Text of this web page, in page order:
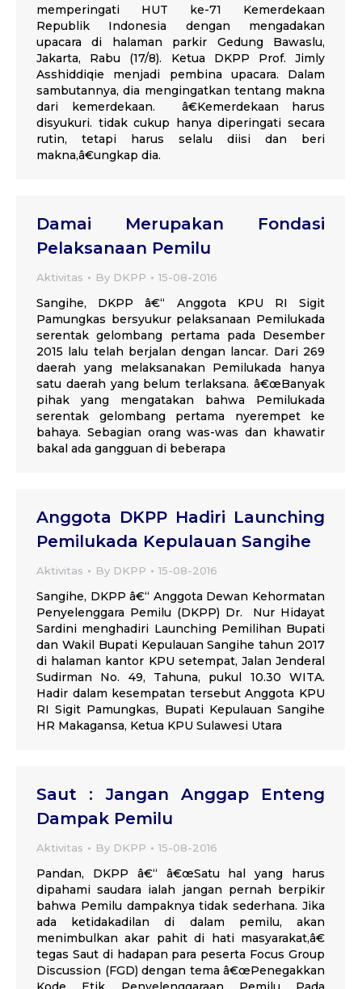
memperingati HUT ke-71 Kemerdekaan
Republik Indonesia dengan mengadakan
upacara di halaman parkir Gedung Bawaslu,
Jakarta, Rabu (17/8). Ketua DKPP Prof. Jimly
Asshiddiqie menjadi pembina upacara. Dalam
sambutannya, dia mengingatkan tentang makna
dari kemerdekaan. â€Kemerdekaan harus
disyukuri. tidak cukup hanya diperingati secara
rutin, tetapi harus selalu diisi dan beri
makna,â€ungkap dia.
Damai Merupakan Fondasi
Pelaksanaan Pemilu
Aktivitas By DKPP 15-08-2016
Sangihe, DKPP â€“ Anggota KPU RI Sigit
Pamungkas bersyukur pelaksanaan Pemilukada
serentak gelombang pertama pada Desember
2015 lalu telah berjalan dengan lancar. Dari 269
daerah yang melaksanakan Pemilukada hanya
satu daerah yang belum terlaksana. â€œBanyak
pihak yang mengatakan bahwa Pemilukada
serentak gelombang pertama nyerempet ke
bahaya. Sebagian orang was-was dan khawatir
bakal ada gangguan di beberapa
Anggota DKPP Hadiri Launching
Pemilukada Kepulauan Sangihe
Aktivitas By DKPP 15-08-2016
Sangihe, DKPP â€“ Anggota Dewan Kehormatan
Penyelenggara Pemilu (DKPP) Dr. Nur Hidayat
Sardini menghadiri Launching Pemilihan Bupati
dan Wakil Bupati Kepulauan Sangihe tahun 2017
di halaman kantor KPU setempat, Jalan Jenderal
Sudirman No. 49, Tahuna, pukul 10.30 WITA.
Hadir dalam kesempatan tersebut Anggota KPU
RI Sigit Pamungkas, Bupati Kepulauan Sangihe
HR Makagansa, Ketua KPU Sulawesi Utara
Saut : Jangan Anggap Enteng
Dampak Pemilu
Aktivitas By DKPP 15-08-2016
Pandan, DKPP â€“ â€œSatu hal yang harus
dipahami saudara ialah jangan pernah berpikir
bahwa Pemilu dampaknya tidak sederhana. Jika
ada ketidakadilan di dalam pemilu, akan
menimbulkan akar pahit di hati masyarakat,â€
tegas Saut di hadapan para peserta Focus Group
Discussion (FGD) dengan tema â€œPenegakkan